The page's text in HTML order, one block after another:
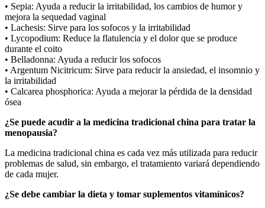
• Sepia: Ayuda a reducir la irritabilidad, los cambios de humor y
mejora la sequedad vaginal
• Lachesis: Sirve para los sofocos y la irritabilidad
• Lycopodium: Reduce la flatulencia y el dolor que se produce
durante el coito
• Belladonna: Ayuda a reducir los sofocos
• Argentum Nicitricum: Sirve para reducir la ansiedad, el insomnio y
la irritabilidad
• Calcarea phosphorica: Ayuda a mejorar la pérdida de la densidad
ósea
¿Se puede acudir a la medicina tradicional china para tratar la
menopausia?
La medicina tradicional china es cada vez más utilizada para reducir
problemas de salud, sin embargo, el tratamiento variará dependiendo
de cada mujer.
¿Se debe cambiar la dieta y tomar suplementos vitamínicos?